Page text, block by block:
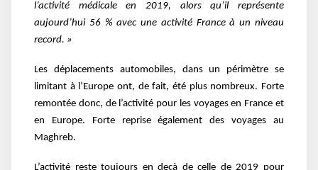
l’activité médicale en 2019, alors qu’il représente
aujourd’hui 56 % avec une activité France à un niveau
record. »
Les déplacements automobiles, dans un périmètre se
limitant à l’Europe ont, de fait, été plus nombreux. Forte
remontée donc, de l’activité pour les voyages en France et
en Europe. Forte reprise également des voyages au
Maghreb.
L’activité reste toujours en deçà de celle de 2019 pour